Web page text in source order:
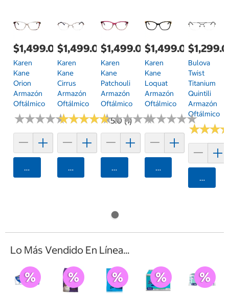
$1,499.00
Karen
Kane
Orion
Armazón
Oftálmico
★★★★★
★★★★★
Agregar
$1,499.00
Karen
Kane
Cirrus
Armazón
Oftálmico
★★★★★
★★★★★5.0 (1)
Agregar
$1,499.00
Karen
Kane
Patchouli
Armazón
Oftálmico
★★★★★
★★★★★
Agregar
$1,499.00
Karen
Kane
Loquat
Armazón
Oftálmico
★★★★★
★★★★★
Agregar
Bulova
Twist
Titanium
Quintili
Armazón
Oftálmico
★★★
★★★
Lo Más Vendido En Línea...